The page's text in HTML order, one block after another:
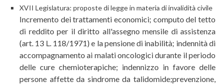
XVII Legislatura: proposte di legge in materia di invalidità civile
Incremento dei trattamenti economici; computo del tetto
di reddito per il diritto all'assegno mensile di assistenza
(art. 13 L. 118/1971) e la pensione di inabilità; indennità di
accompagnamento ai malati oncologici durante il periodo
delle cure chemioterapiche; indennizzo in favore delle
persone affette da sindrome da talidomide;prevenzione,